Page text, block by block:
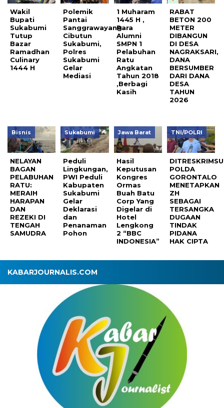
Wakil
Bupati
Sukabumi
Tutup
Bazar
Ramadhan
Culinary
1444 H
Polemik
Pantai
Sanggrawayang
Cibutun
Sukabumi,
Polres
Sukabumi
Gelar
Mediasi
1 Muharam
1445 H ,
Para
Alumni
SMPN 1
Pelabuhan
Ratu
Angkatan
Tahun 2018
,Berbagi
Kasih
RABAT
BETON 200
METER
DIBANGUN
DI DESA
NAGRAKSARI,
DANA
BERSUMBER
DARI DANA
DESA
TAHUN
2026
Bisnis
NELAYAN
BAGAN
PELABUHAN
RATU:
MERAIH
HARAPAN
DAN
REZEKI DI
TENGAH
SAMUDRA
Sukabumi
Peduli
Lingkungan,
PWI Peduli
Kabupaten
Sukabumi
Gelar
Deklarasi
dan
Penanaman
Pohon
Jawa Barat
Hasil
Keputusan
Kongres
Ormas
Buah Batu
Corp Yang
Digelar di
Hotel
Lengkong
2 “BBC
INDONESIA”
TNI/POLRI
POLDA
GORONTALO
MENETAPKAN
ZH
SEBAGAI
TERSANGKA
DUGAAN
TINDAK
PIDANA
HAK CIPTA
KABARJOURNALIS.COM